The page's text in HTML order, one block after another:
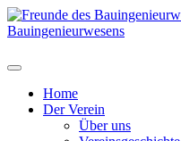
Bauingenieurwesens
Home
Der Verein
Über uns